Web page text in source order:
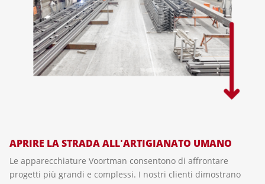
APRIRE LA STRADA ALL'ARTIGIANATO UMANO
Le apparecchiature Voortman consentono di affrontare
progetti più grandi e complessi. I nostri clienti dimostrano